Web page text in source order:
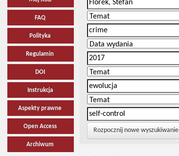
FAQ
Polityka
Regulamin
DOI
Instrukcja
Aspekty prawne
Open Access
Archiwum
Rozpocznij nowe wyszukiwanie